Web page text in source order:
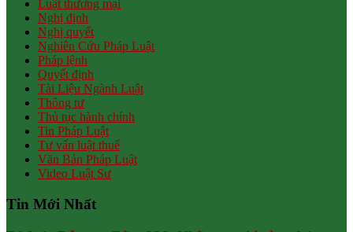
Luật thương mại
Nghị định
Nghị quyết
Nghiên Cứu Pháp Luật
Pháp lệnh
Quyết định
Tài Liệu Ngành Luật
Thông tư
Thủ tục hành chính
Tin Pháp Luật
Tư vấn luật thuế
Văn Bản Pháp Luật
Video Luật Sư
Tin Mới Nhất